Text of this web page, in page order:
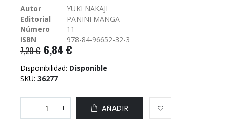
galería
imágenes
Autor
YUKI NAKAJI
Editorial
PANINI MANGA
Número
11
ISBN
978-84-96652-32-3
7,20 € 6,84 €
Disponibilidad: Disponible
SKU 36277
AÑADIR